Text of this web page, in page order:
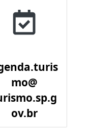
mo@
ov.br